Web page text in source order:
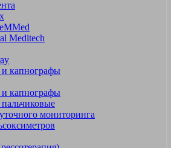
Meditech
капнографы
капнографы
мониторинга